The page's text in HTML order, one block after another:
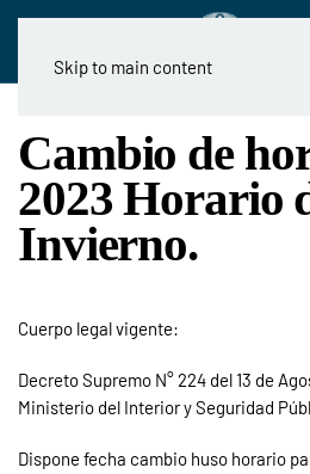
Skip to main content
Cambio de
2023 Horario
Invierno.
Cuerpo legal vigente:
Decreto Supremo N° 224 del 13 de
Ministerio del Interior y Seguridad
Dispone fecha cambio huso horario